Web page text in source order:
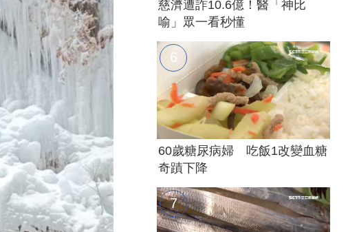
慈濟遭詐10.6億！醫「神比
喻」眾一看秒懂
60歲糖尿病婦 吃飯1改變血糖
奇蹟下降